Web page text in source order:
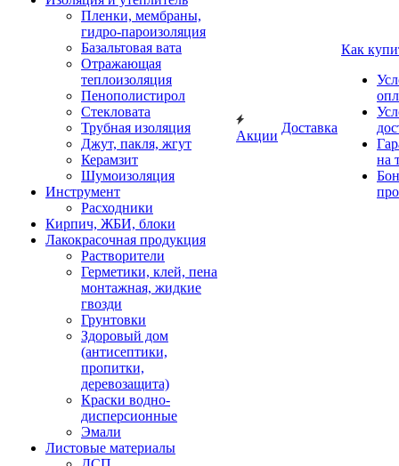
Пленки, мембраны,
гидро-пароизоляция
Базальтовая вата
Отражающая
теплоизоляция
Пенополистирол
Стекловата
Трубная изоляция
Джут, пакля, жгут
Керамзит
Шумоизоляция
Инструмент
Расходники
Кирпич, ЖБИ, блоки
Лакокрасочная продукция
Растворители
Герметики, клей, пена
монтажная, жидкие
гвозди
Грунтовки
Здоровый дом
(антисептики,
пропитки,
деревозащита)
Краски водно-
дисперсионные
Эмали
Листовые материалы
Акции
Доставка
Как
на